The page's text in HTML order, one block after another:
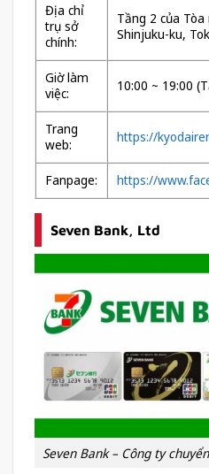
Địa chỉ
trụ sở
chính:
Tầng 2 của
Shinjuku-ku,
Giờ làm
việc:
10:00 ~ 19:00
Trang
web:
https://
Fanpage: https://
Seven Bank, Ltd
Seven Bank – Công ty